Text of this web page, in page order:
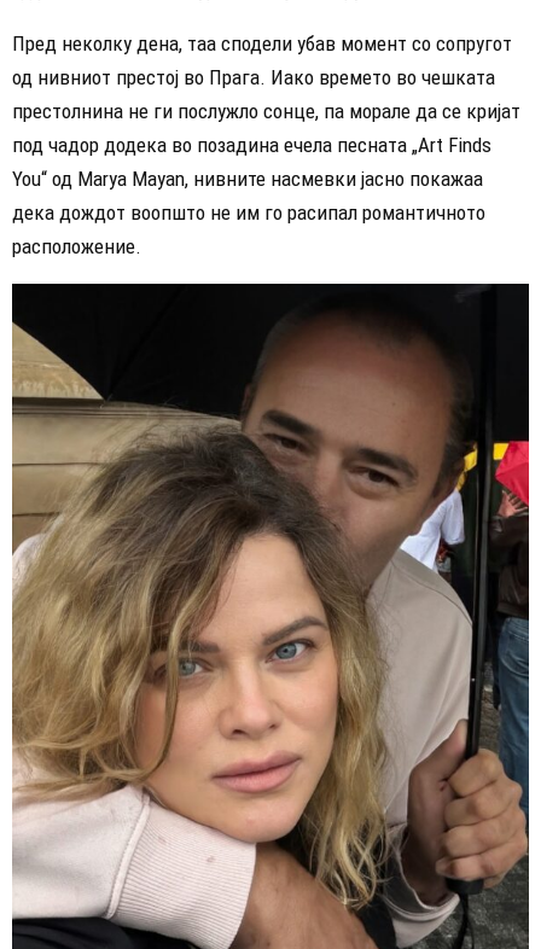
Пред неколку дена, таа сподели убав момент со сопругот
од нивниот престој во Прага. Иако времето во чешката
престолнина не ги послужло сонце, па морале да се кријат
под чадор додека во позадина ечела песната „Art Finds
You“ од Marya Mayan, нивните насмевки јасно покажаа
дека дождот воопшто не им го расипал романтичното
расположение.